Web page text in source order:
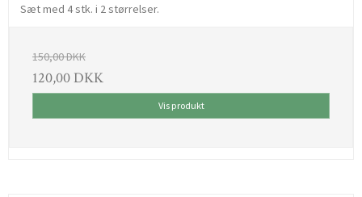
Sæt med 4 stk. i 2 størrelser.
150,00 DKK
120,00 DKK
Vis produkt